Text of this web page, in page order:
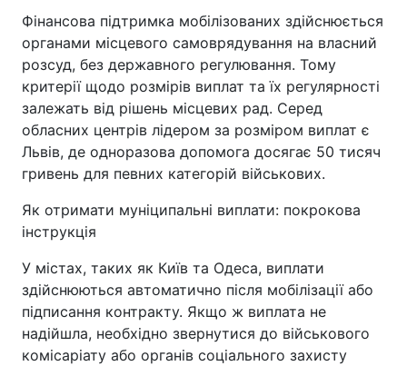
Фінансова підтримка мобілізованих здійснюється
органами місцевого самоврядування на власний
розсуд, без державного регулювання. Тому
критерії щодо розмірів виплат та їх регулярності
залежать від рішень місцевих рад. Серед
обласних центрів лідером за розміром виплат є
Львів, де одноразова допомога досягає 50 тисяч
гривень для певних категорій військових.
Як отримати муніципальні виплати: покрокова
інструкція
У містах, таких як Київ та Одеса, виплати
здійснюються автоматично після мобілізації або
підписання контракту. Якщо ж виплата не
надійшла, необхідно звернутися до військового
комісаріату або органів соціального захисту